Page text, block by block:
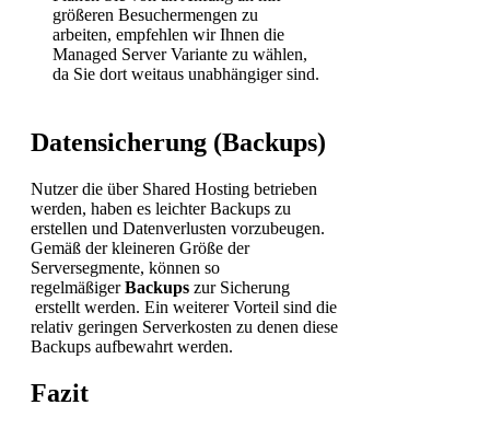
größeren Besuchermengen zu
arbeiten, empfehlen wir Ihnen die
Managed Server Variante zu wählen,
da Sie dort weitaus unabhängiger sind.
Datensicherung (Backups)
Nutzer die über Shared Hosting betrieben
werden, haben es leichter Backups zu
erstellen und Datenverlusten vorzubeugen.
Gemäß der kleineren Größe der
Serversegmente, können so
regelmäßigerBackups zur Sicherung
erstellt werden. Ein weiterer Vorteil sind die
relativ geringen Serverkosten zu denen diese
Backups aufbewahrt werden.
Fazit